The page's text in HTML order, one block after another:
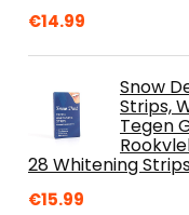
€14.99
Snow
Strips,
Tegen
28 Whitening
€15.99